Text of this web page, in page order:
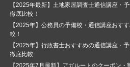
【2025年最新】土地家屋調査士通信講座・
徹底比較！
【2025年】公務員の予備校・通信講座おす
較！
【2025年】行政書士おすすめの通信講座・
徹底比較
【2025年7月最新】アガルートのクーポン